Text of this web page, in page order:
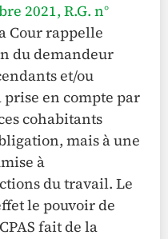
2021, R.G. n°
Cour rappelle
du demandeur
et/ou
en compte par
cohabitants
mais à une
à
du travail. Le
le pouvoir de
fait de la